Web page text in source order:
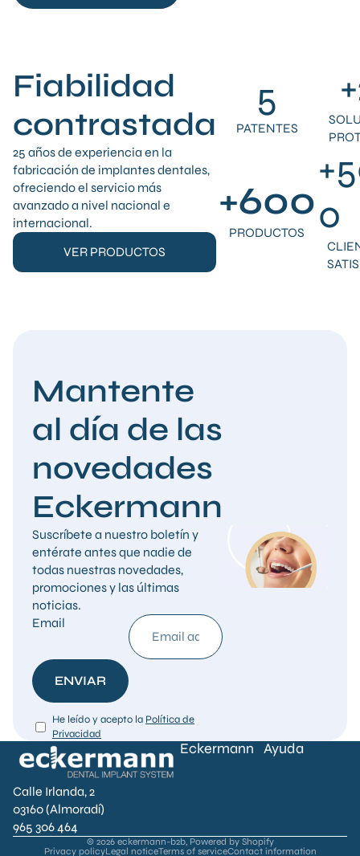
Fiabilidad
contrastada
25 años de experiencia en la
fabricación de implantes dentales,
ofreciendo el servicio más
avanzado a nivel nacional e
internacional.
VER PRODUCTOS
5
PATENTES
+600
PRODUCTOS
0
Mantente
al día de las
novedades
Eckermann
Suscríbete a nuestro boletín y
entérate antes que nadie de
todas nuestras novedades,
promociones y las últimas
noticias.
Email
ENVIAR
He leído y acepto la Política de
Privacidad
Calle Irlanda, 2
03160 (Almoradí)
965 306 464
Eckermann Ayuda
© 2026 eckermann-b2b, Powered by Shopify
Privacy policyLegal noticeTerms of serviceContact information